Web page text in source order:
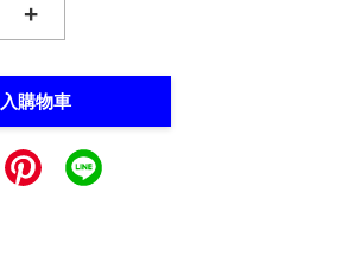
+
購物車